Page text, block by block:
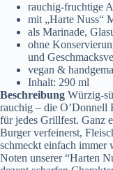
rauchig-fruchtige
mit „Harte Nuss“
als Marinade,
ohne
und
vegan &
Inhalt: 290 ml
Beschreibung Würzig-
rauchig – die O’Donnell
für jedes Grillfest. Ganz
Burger verfeinerst,
schmeckt einfach immer
Noten unserer “Harten